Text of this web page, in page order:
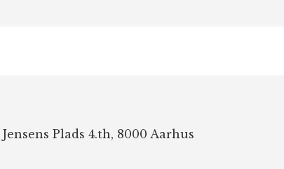
Plads 4.th, 8000 Aarhus